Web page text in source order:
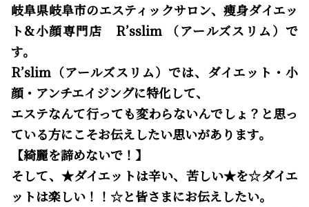
岐阜県岐阜市のエスティックサロン、痩身ダイエッ
ト&小顔専門店 R’sslim （アールズスリム）で
す。
R’slim（アールズスリム）では、ダイエット・小
顔・アンチエイジングに特化して、
エステなんて行っても変わらないんでしょ？と思っ
ている方にこそお伝えしたい思いがあります。
【綺麗を諦めないで！】
そして、★ダイエットは辛い、苦しい★を☆ダイエ
ットは楽しい！！☆と皆さまにお伝えしたい。